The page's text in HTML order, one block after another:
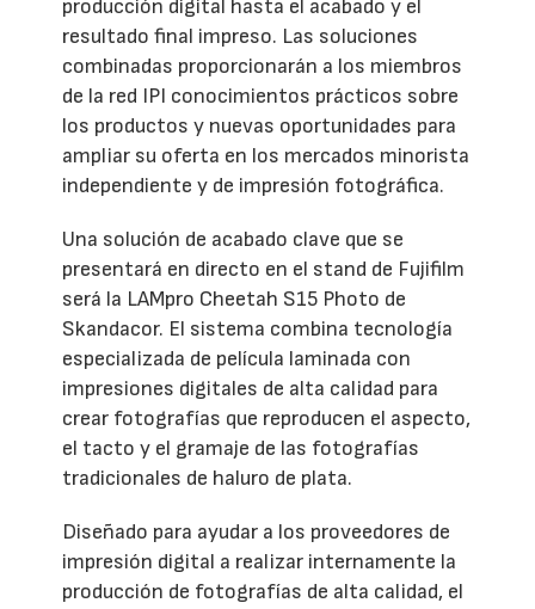
producción digital hasta el acabado y el
resultado final impreso. Las soluciones
combinadas proporcionarán a los miembros
de la red IPI conocimientos prácticos sobre
los productos y nuevas oportunidades para
ampliar su oferta en los mercados minorista
independiente y de impresión fotográfica.
Una solución de acabado clave que se
presentará en directo en el stand de Fujifilm
será la LAMpro Cheetah S15 Photo de
Skandacor. El sistema combina tecnología
especializada de película laminada con
impresiones digitales de alta calidad para
crear fotografías que reproducen el aspecto,
el tacto y el gramaje de las fotografías
tradicionales de haluro de plata.
Diseñado para ayudar a los proveedores de
impresión digital a realizar internamente la
producción de fotografías de alta calidad, el